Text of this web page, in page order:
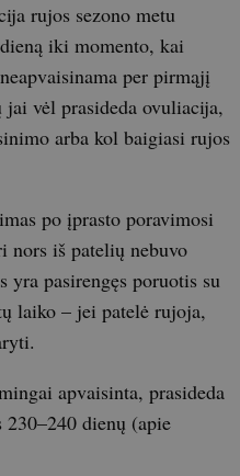
rujos sezono metu
iki momento, kai
per pirmąjį
vėl prasideda ovuliacija,
arba kol baigiasi rujos
po įprasto poravimosi
nors iš patelių nebuvo
yra pasirengęs poruotis su
laiko – jei patelė rujoja,
apvaisinta, prasideda
dienų (apie